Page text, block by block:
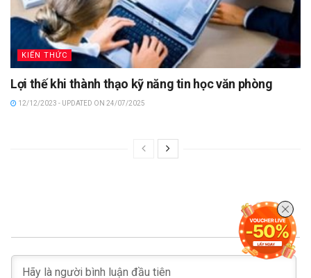
KIẾN THỨC
Lợi thế khi thành thạo kỹ năng tin học văn phòng
12/12/2023 - UPDATED ON 24/07/2025